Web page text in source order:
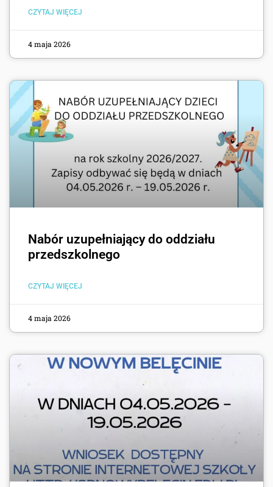
CZYTAJ WIĘCEJ
4 maja 2026
Nabór uzupełniający do oddziału
przedszkolnego
CZYTAJ WIĘCEJ
4 maja 2026